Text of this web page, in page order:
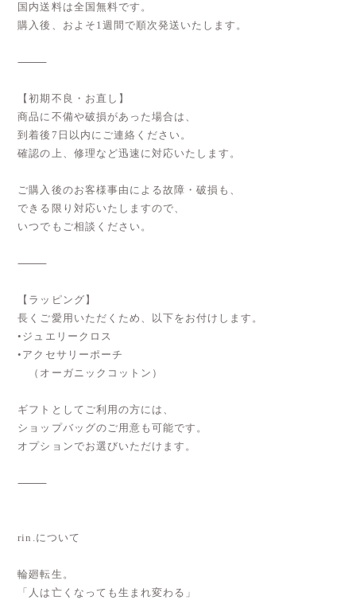
国内送料は全国無料です。
購入後、およそ1週間で順次発送いたします。
⸻
【初期不良・お直し】
商品に不備や破損があった場合は、
到着後7日以内にご連絡ください。
確認の上、修理など迅速に対応いたします。
ご購入後のお客様事由による故障・破損も、
できる限り対応いたしますので、
いつでもご相談ください。
⸻
【ラッピング】
長くご愛用いただくため、以下をお付けします。
•ジュエリークロス
•アクセサリーポーチ
（オーガニックコットン）
ギフトとしてご利用の方には、
ショップバッグのご用意も可能です。
オプションでお選びいただけます。
⸻
rin.について
輪廻転生。
「人は亡くなっても生まれ変わる」